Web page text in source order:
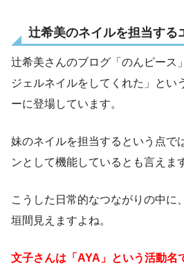
辻希美のネイルを担当する
辻希美さんのブログ「のんピース
ジェルネイルをしてくれた」とい
ーに登場しています。
妹のネイルを担当するという点で
ンとして機能しているとも言えま
こうした日常的なつながりの中に
垣間見えますよね。
文子さんは「AYA」という活動名